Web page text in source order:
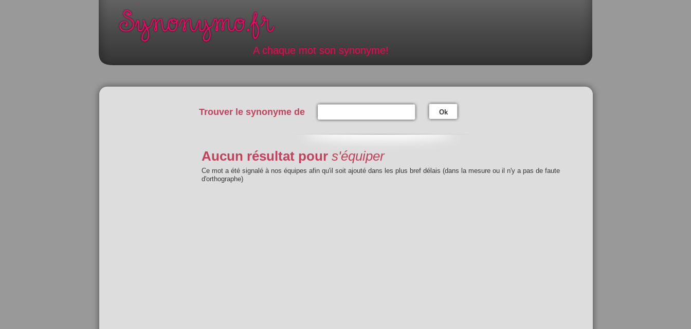
A chaque mot son synonyme!
Trouver le synonyme de Ok
Aucun résultat pour s'équiper
Ce mot a été signalé à nos équipes afin qu'il soit ajouté dans les plus bref délais (dans la mesure ou il n'y a pas de faute
d'orthographe)